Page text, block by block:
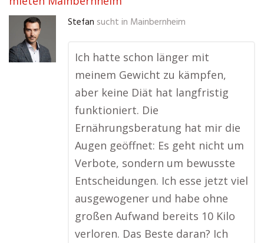
Stefan sucht in Mainbernheim
Ich hatte schon länger mit
meinem Gewicht zu kämpfen,
aber keine Diät hat langfristig
funktioniert. Die
Ernährungsberatung hat mir die
Augen geöffnet: Es geht nicht um
Verbote, sondern um bewusste
Entscheidungen. Ich esse jetzt viel
ausgewogener und habe ohne
großen Aufwand bereits 10 Kilo
verloren. Das Beste daran? Ich